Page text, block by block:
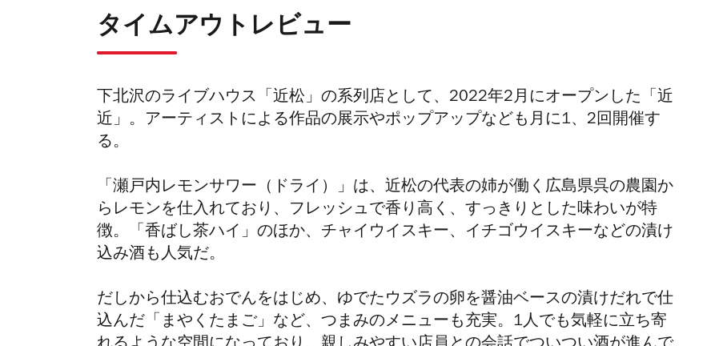
タイムアウトレビュー
下北沢のライブハウス「近松」の系列店として、2022年2月にオープンした「近
近」。アーティストによる作品の展示やポップアップなども月に1、2回開催す
る。
「瀬戸内レモンサワー（ドライ）」は、近松の代表の姉が働く広島県呉の農園か
らレモンを仕入れており、フレッシュで香り高く、すっきりとした味わいが特
徴。「香ばし茶ハイ」のほか、チャイウイスキー、イチゴウイスキーなどの漬け
込み酒も人気だ。
だしから仕込むおでんをはじめ、ゆでたウズラの卵を醤油ベースの漬けだれで仕
込んだ「まやくたまご」など、つまみのメニューも充実。1人でも気軽に立ち寄